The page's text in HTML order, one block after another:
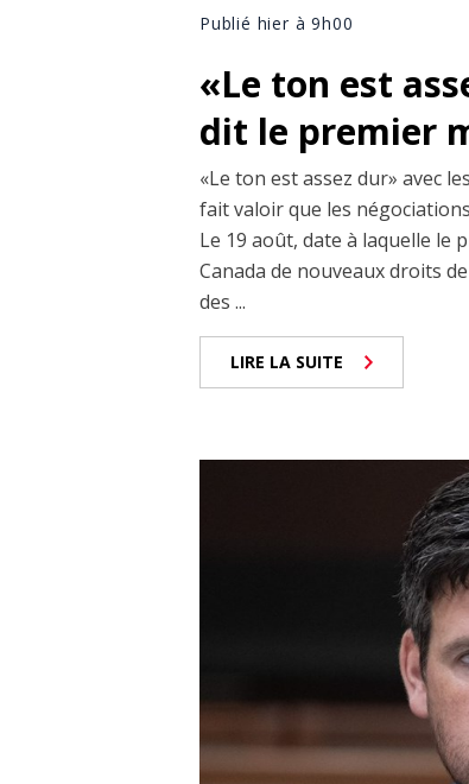
Publié hier à 9h00
«Le ton est
dit le premier
«Le ton est assez dur» avec
fait valoir que les
Le 19 août, date à laquelle le
Canada de nouveaux droits
des ...
LIRE LA SUITE